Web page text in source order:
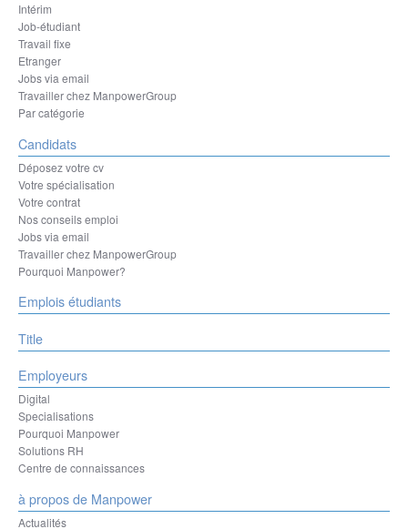
Intérim
Job-étudiant
Travail fixe
Etranger
Jobs via email
Travailler chez ManpowerGroup
Par catégorie
Candidats
Déposez votre cv
Votre spécialisation
Votre contrat
Nos conseils emploi
Jobs via email
Travailler chez ManpowerGroup
Pourquoi Manpower?
Emplois étudiants
Title
Employeurs
Digital
Specialisations
Pourquoi Manpower
Solutions RH
Centre de connaissances
à propos de Manpower
Actualités